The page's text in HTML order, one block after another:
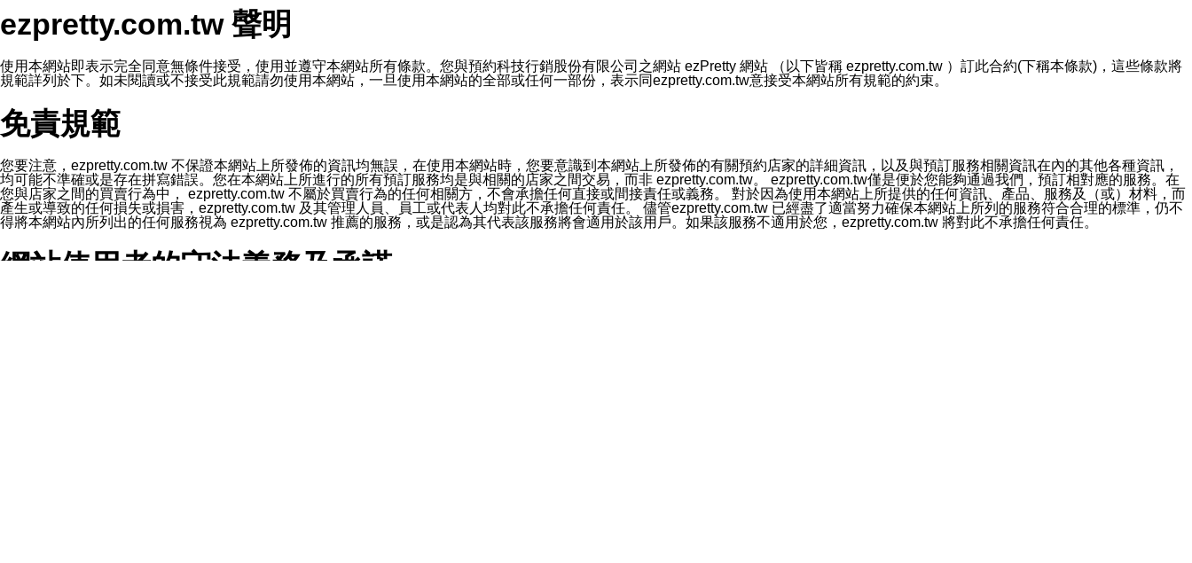
本公司/本服務將以通知型訊息傳送重要訊息給您。即使未加入本公司/本服務好友，您仍可接收到通知型訊息。
本公司/本服務傳送之通知型訊息以對您有效且重要的訊息為限，以廣告或其他目的的訊息皆不會被傳送。滿足以下三個條件者，將可收到通知型訊息。
2.該 LINE 帳號已在 LINE APP 設定中，同意接收通知型訊息。
3.LINE 帳號未封鎖傳送訊息之 LINE 官方帳號。
欲變更通知型訊息的設定，操作如下：
1.點選「主頁」＞「設定」
2.點選「隱私設定」
3.點選「提供使用資料」
5.開關「接收LINE通知型訊息」
❗️關閉「接收通知型訊息」後，將不會接收到來自任何企業官方帳號或認證官方帳號的通知型訊息。
ezpretty.com.tw 聲明
使用本網站即表示完全同意無條件接受，使用並遵守本網站所有條款。您與預約科技行銷股份有限公司之網站 ezPretty 網站 （以下皆稱 ezpretty.com.tw ）訂此合約(下稱本條款)，這些條款將
規範詳列於下。如未閱讀或不接受此規範請勿使用本網站，一旦使用本網站的全部或任何一部份，表示同ezpretty.com.tw意接受本網站所有規範的約束。
免責規範
您要注意，ezpretty.com.tw 不保證本網站上所發佈的資訊均無誤，在使用本網站時，您要意識到本網站上所發佈的有關預約店家的詳細資訊，以及與預訂服務相關資訊在內的其他各種資訊，
均可能不準確或是存在拼寫錯誤。您在本網站上所進行的所有預訂服務均是與相關的店家之間交易，而非 ezpretty.com.tw。 ezpretty.com.tw僅是便於您能夠通過我們，預訂相對應的服務。在
您與店家之間的買賣行為中， ezpretty.com.tw 不屬於買賣行為的任何相關方，不會承擔任何直接或間接責任或義務。 對於因為使用本網站上所提供的任何資訊、產品、服務及（或）材料，而
產生或導致的任何損失或損害，ezpretty.com.tw 及其管理人員、員工或代表人均對此不承擔任何責任。 儘管ezpretty.com.tw 已經盡了適當努力確保本網站上所列的服務符合合理的標準，仍不
得將本網站內所列出的任何服務視為 ezpretty.com.tw 推薦的服務，或是認為其代表該服務將會適用於該用戶。如果該服務不適用於您，ezpretty.com.tw 將對此不承擔任何責任。
網站使用者的守法義務及承諾